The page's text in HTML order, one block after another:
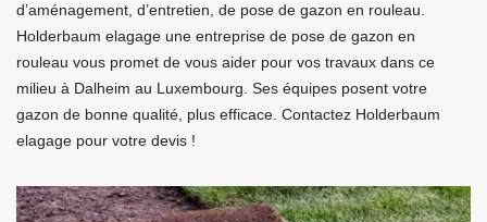
d’aménagement, d’entretien, de pose de gazon en rouleau.
Holderbaum elagage une entreprise de pose de gazon en
rouleau vous promet de vous aider pour vos travaux dans ce
milieu à Dalheim au Luxembourg. Ses équipes posent votre
gazon de bonne qualité, plus efficace. Contactez Holderbaum
elagage pour votre devis !